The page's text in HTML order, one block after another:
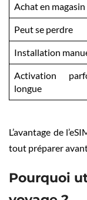
Achat en magasin
Peut se perdre
Installation
Activation
longue
L’avantage de
tout préparer
Pourquoi